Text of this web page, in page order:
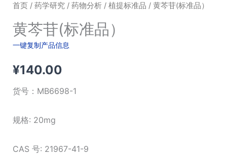
首页/ 药学研究/ 药物分析/ 植提标准品 / 黄芩苷(标准品）
黄芩苷(标准品）
一键复制产品信息
¥140.00
货号： MB6698-1
规格: 20mg
CAS 号: 21967-41-9